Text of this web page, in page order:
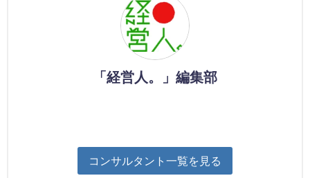
「経営人。」編集部
コンサルタント一覧を見る